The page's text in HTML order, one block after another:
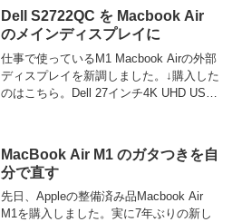
Dell S2722QC を Macbook Air
のメインディスプレイに
仕事で使っているM1 Macbook Airの外部
ディスプレイを新調しました。↓購入した
のはこちら。Dell 27インチ4K UHD USB-
MacBook Air M1 のガタつきを自
分で直す
先日、Appleの整備済み品Macbook Air
M1を購入しました。実に7年ぶりの新し